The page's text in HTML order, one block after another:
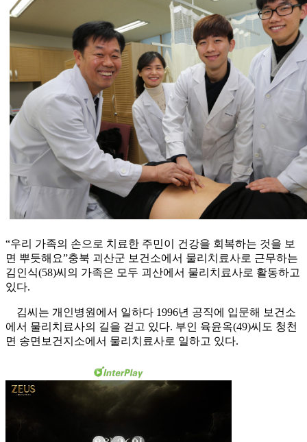
“우리 가족의 손으로 치료한 주민이 건강을 회복하는 것을 보
면 뿌듯해요”충북 괴산군 보건소에서 물리치료사로 근무하는
김인식(58)씨의 가족은 모두 괴산에서 물리치료사로 활동하고
있다.
김씨는 개인병원에서 일하다 1996년 공직에 입문해 보건소
에서 물리치료사의 길을 걷고 있다. 부인 육윤옥(49)씨도 청천
면 송면보건지소에서 물리치료사로 일하고 있다.